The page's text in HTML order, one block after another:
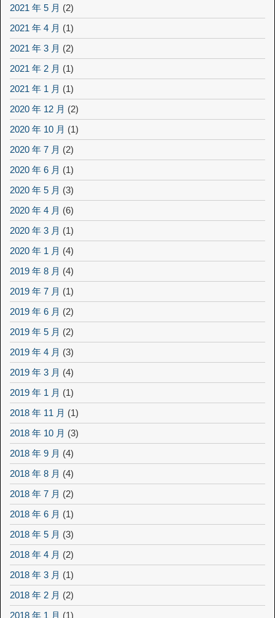
2021 年 5 月 (2)
2021 年 4 月 (1)
2021 年 3 月 (2)
2021 年 2 月 (1)
2021 年 1 月 (1)
2020 年 12 月 (2)
2020 年 10 月 (1)
2020 年 7 月 (2)
2020 年 6 月 (1)
2020 年 5 月 (3)
2020 年 4 月 (6)
2020 年 3 月 (1)
2020 年 1 月 (4)
2019 年 8 月 (4)
2019 年 7 月 (1)
2019 年 6 月 (2)
2019 年 5 月 (2)
2019 年 4 月 (3)
2019 年 3 月 (4)
2019 年 1 月 (1)
2018 年 11 月 (1)
2018 年 10 月 (3)
2018 年 9 月 (4)
2018 年 8 月 (4)
2018 年 7 月 (2)
2018 年 6 月 (1)
2018 年 5 月 (3)
2018 年 4 月 (2)
2018 年 3 月 (1)
2018 年 2 月 (2)
2018 年 1 月 (1)